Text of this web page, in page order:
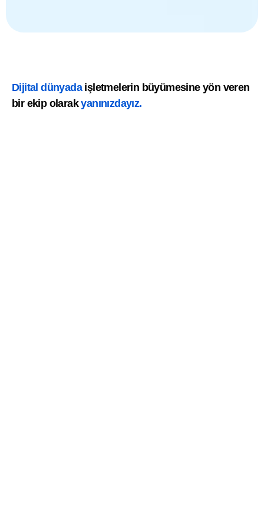
Dijital dünyadaişletmelerin büyümesine yön veren
bir ekip olarakyanınızdayız.